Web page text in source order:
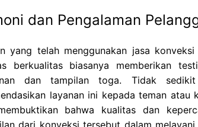
dan Pengalaman
yang telah menggunakan jasa
berkualitas biasanya memberikan
dan tampilan toga. Tidak
layanan ini kepada teman atau
bahwa kualitas dan
dari konveksi tersebut dalam